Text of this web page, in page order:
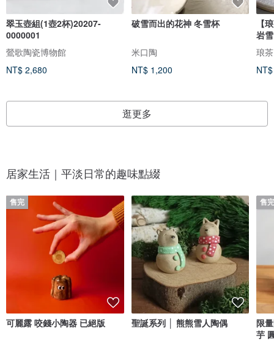
翠玉壺組(1壺2杯)20207-
0000001
鶯歌陶瓷博物館
NT$ 2,680
破雪而出的花神 冬雪杯
米口陶
NT$ 1,200
【
岩
逛更多
居家生活｜平淡日常的趣味點綴
售完
可麗露 咬錢小陶器 已絕版 聖誕系列 │ 熊熊雪人陶偶
售
限
芋